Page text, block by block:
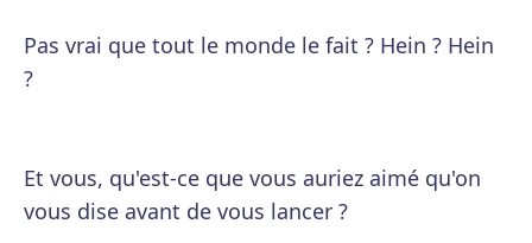
Pas vrai que tout le monde le fait ? Hein ? Hein
?
Et vous, qu'est-ce que vous auriez aimé qu'on
vous dise avant de vous lancer ?